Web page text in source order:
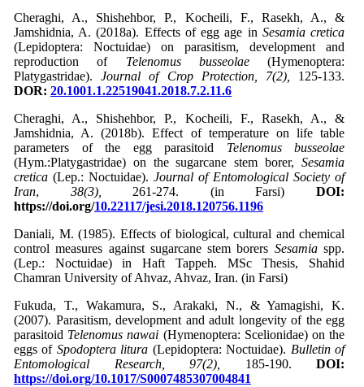
Cheraghi, A., Shishehbor, P., Kocheili, F., Rasekh, A., &
Jamshidnia, A. (2018a). Effects of egg age in Sesamia cretica
(Lepidoptera: Noctuidae) on parasitism, development and
reproduction of Telenomus busseolae(Hymenoptera:
Platygastridae).Journal of Crop Protection, 7(2),
125-133.
DOR: 20.1001.1.22519041.2018.7.2.11.6
Cheraghi, A., Shishehbor, P., Kocheili, F., Rasekh, A., &
Jamshidnia, A. (2018b). Effect of temperature on life table
parameters of the egg parasitoid Telenomus busseolae
(Hym.:Platygastridae) on the sugarcane stem borer, Sesamia
cretica (Lep.: Noctuidae). Journal of Entomological Society of
Iran, 38(3), 261-274. (in Farsi)DOI:
https://doi.org/10.22117/jesi.2018.120756.1196
Daniali, M. (1985). Effects of biological, cultural and chemical
control measures against sugarcane stem borers Sesamiaspp.
(Lep.: Noctuidae) in Haft Tappeh. MSc Thesis, Shahid
Chamran University of Ahvaz, Ahvaz, Iran. (in Farsi)
Fukuda, T., Wakamura, S., Arakaki, N., & Yamagishi, K.
(2007). Parasitism, development and adult longevity of the egg
parasitoid Telenomus nawai (Hymenoptera: Scelionidae) on the
eggs of Spodoptera litura (Lepidoptera: Noctuidae). Bulletin of
Entomological Research, 97(2),
185-190. DOI:
https://doi.org/10.1017/S0007485307004841